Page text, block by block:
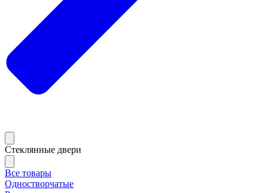
Стеклянные двери
Все товары
Одностворчатые